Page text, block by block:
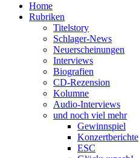
Home
Rubriken
Titelstory
Schlager-News
Neuerscheinungen
Interviews
Biografien
CD-Rezension
Kolumne
Audio-Interviews
und noch viel mehr
Gewinnspiel
Konzertberichte
ESC